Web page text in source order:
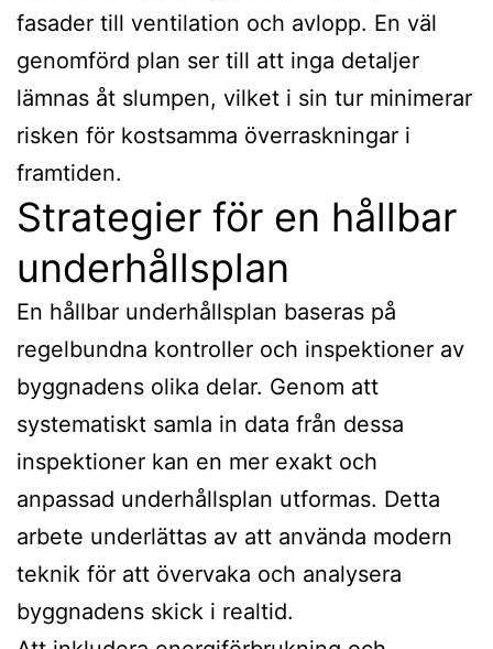
fasader till ventilation och avlopp. En väl
genomförd plan ser till att inga detaljer
lämnas åt slumpen, vilket i sin tur minimerar
risken för kostsamma överraskningar i
framtiden.
Strategier för en hållbar
underhållsplan
En hållbar underhållsplan baseras på
regelbundna kontroller och inspektioner av
byggnadens olika delar. Genom att
systematiskt samla in data från dessa
inspektioner kan en mer exakt och
anpassad underhållsplan utformas. Detta
arbete underlättas av att använda modern
teknik för att övervaka och analysera
byggnadens skick i realtid.